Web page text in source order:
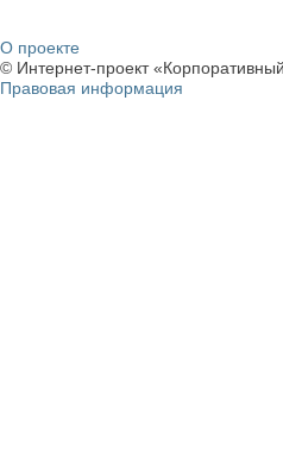
О проекте
© Интернет-проект
Правовая информация